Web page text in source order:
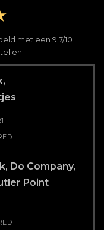
met een 9.7/10
Do Company,
Point